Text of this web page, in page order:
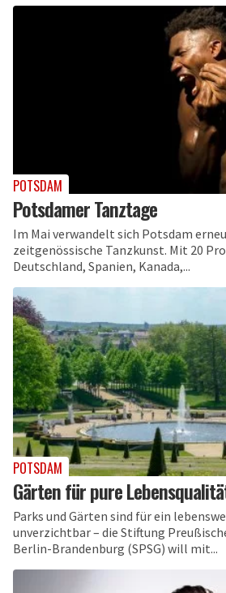
POTSDAM
Potsdamer Tanztage
Im Mai verwandelt sich Potsdam
zeitgenössische Tanzkunst. Mit 20
Deutschland, Spanien, Kanada,...
POTSDAM
Gärten für pure
Parks und Gärten sind für ein
unverzichtbar – die Stiftung
Berlin-Brandenburg (SPSG) will mit...